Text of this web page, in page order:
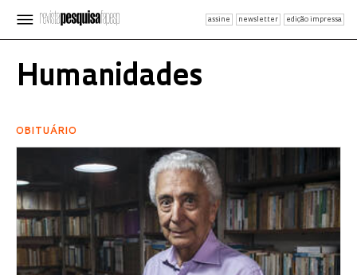
assine newsletter edição impressa
Humanidades
OBITUÁRIO